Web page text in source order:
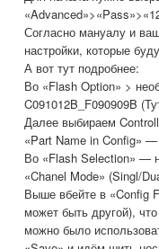
Согласно мануалу и
настройки, которые
А вот тут подробнее:
Во «Flash Option» >
C091012B_F090909B
Далее выбираем
«Part Name in Config» —
Во «Flash Selection» —
«Chanel Mode» (Singl/
Выше вбейте в «Config
может быть другой),
можно было